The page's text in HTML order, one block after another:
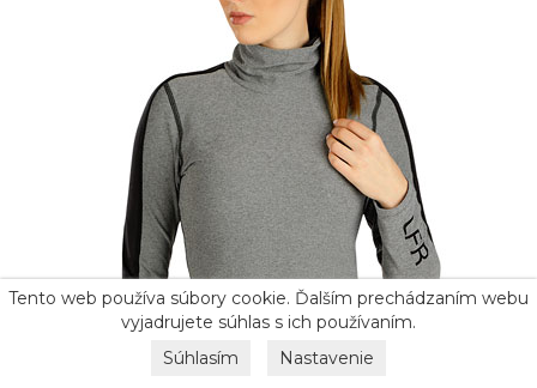
Tento web používa súbory cookie. Ďalším prechádzaním webu
vyjadrujete súhlas s ich používaním.
Súhlasím
Nastavenie